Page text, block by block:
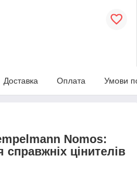
Доставка Оплата Умови
Nomos:
справжніх цінителів